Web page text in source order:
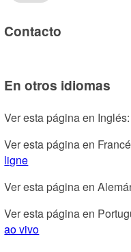
Contacto
En otros idiomas
Ver esta página en Inglés:
Ver esta página en
ligne
Ver esta página en
Ver esta página en
ao vivo